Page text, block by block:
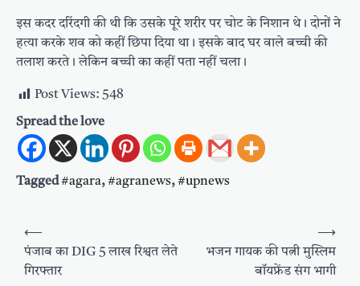
इस कदर दरिंदगी की थी कि उसके पूरे शरीर पर चोट के निशान थे। दोनों ने
हत्या करके शव को कहीं छिपा दिया था। इसके बाद घर वाले बच्ची की
तलाश करते। लेकिन बच्ची का कहीं पता नहीं चला।
Post Views: 548
Spread the love
Tagged#agara,#agranews,#upnews
Post
navigation
⟵
पंजाब का DIG 5 लाख रिश्वत लेते
गिरफ्तार
भजन गायक की पत्नी मुस्लिम
बॉयफ्रेंड संग भागी
⟶